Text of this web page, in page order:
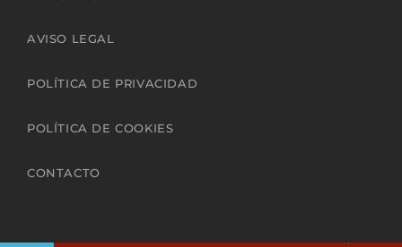
AVISO LEGAL
POLÍTICA DE PRIVACIDAD
POLÍTICA DE COOKIES
CONTACTO